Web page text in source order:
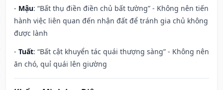
- Mậu: “Bất thụ điền điền chủ bất tường” - Không nên tiến
hành việc liên quan đến nhận đất để tránh gia chủ không
được lành
- Tuất: “Bất cật khuyển tác quái thượng sàng” - Không nên
ăn chó, quỉ quái lên giường